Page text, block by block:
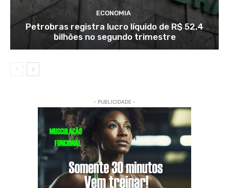
ECONOMIA
Petrobras registra lucro líquido de R$ 52,4
bilhões no segundo trimestre
- PUBLICIDADE -